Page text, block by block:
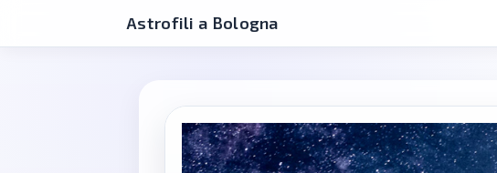
Astrofili a Bologna